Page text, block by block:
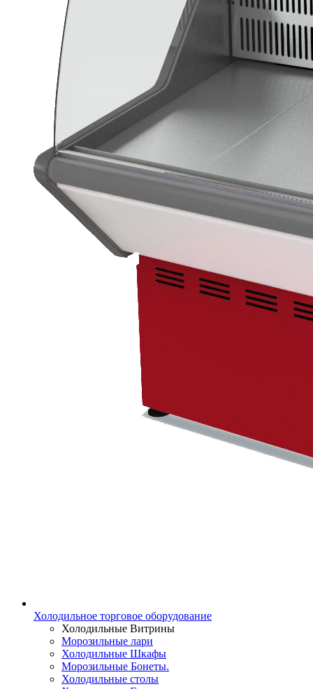
Холодильное торговое оборудование
Холодильные Витрины
Морозильные лари
Холодильные Шкафы
Морозильные Бонеты.
Холодильные столы